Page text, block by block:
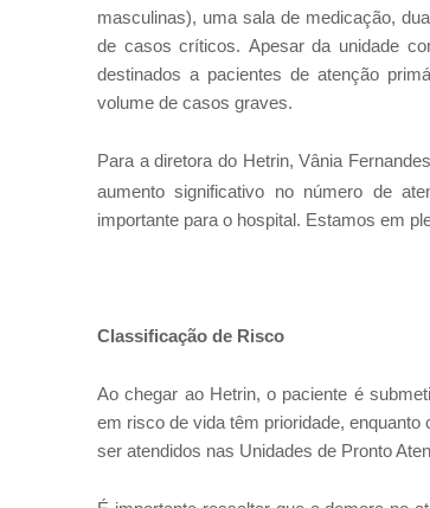
masculinas), uma sala de medicação,
de casos críticos. Apesar da unidade
destinados a pacientes de atenção
volume de casos graves.
Para a diretora do Hetrin, Vânia
aumento significativo no número de
importante para o hospital. Estamos em
Classificação de Risco
Ao chegar ao Hetrin, o paciente é
em risco de vida têm prioridade,
ser atendidos nas Unidades de Pronto